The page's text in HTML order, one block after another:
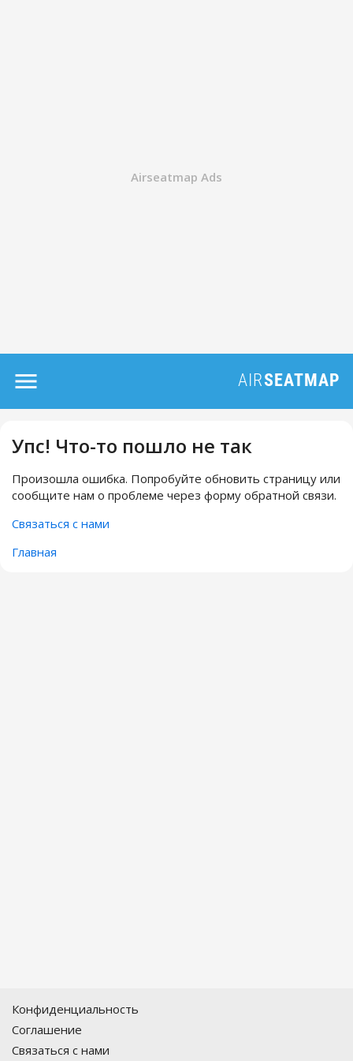
Упс! Что-то пошло не так
Произошла ошибка. Попробуйте обновить страницу или
сообщите нам о проблеме через форму обратной связи.
Связаться с нами
Главная
Конфиденциальность
Соглашение
Связаться с нами